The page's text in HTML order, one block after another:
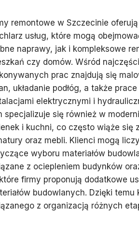
remontowe w Szczecinie
usług, które mogą
naprawy, jak i kompleksowe
czy domów. Wśród
prac znajdują się
układanie podłóg, a także
elektrycznymi i
specjalizuje się również w
i kuchni, co często wiąże się
oraz mebli. Klienci mogą
wyboru materiałów
z ociepleniem budynków
firmy proponują dodatkowe
budowlanych. Dzięki
z organizacją różnych